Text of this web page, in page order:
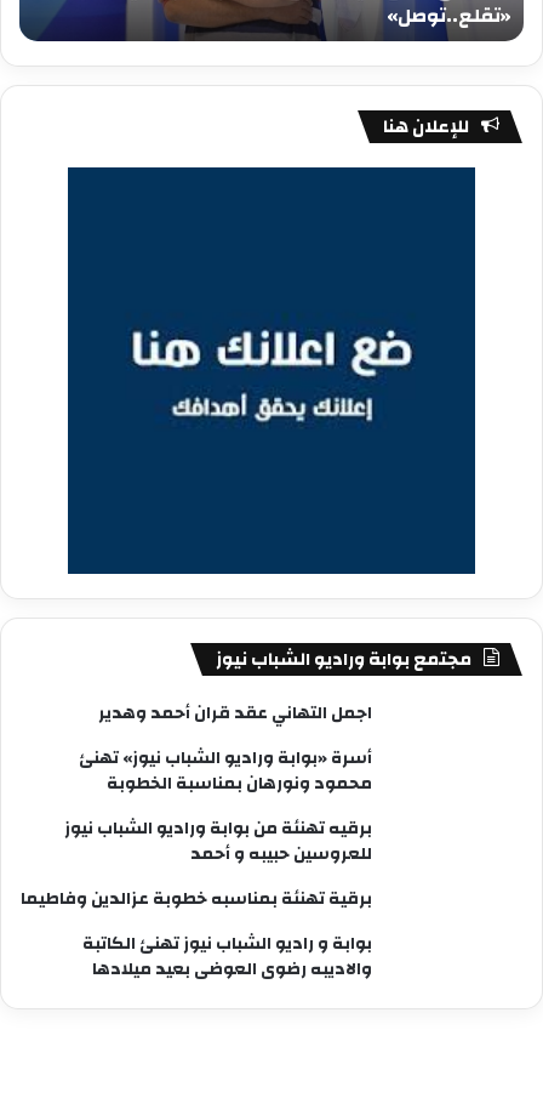
«تقلع..توصل»
للإعلان هنا
مجتمع بوابة وراديو الشباب نيوز
اجمل التهاني عقد قران أحمد وهدير
أسرة «بوابة وراديو الشباب نيوز» تهنئ
محمود ونورهان بمناسبة الخطوبة
برقيه تهنئة من بوابة وراديو الشباب نيوز
للعروسين حبيبه و أحمد
برقية تهنئة بمناسبه خطوبة عزالدين وفاطيما
بوابة و راديو الشباب نيوز تهنئ الكاتبة
والاديبه رضوى العوضى بعيد ميلادها